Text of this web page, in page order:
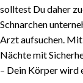
solltest Du daher
Schnarchen
Arzt aufsuchen.
Nächte mit
– Dein Körper wird